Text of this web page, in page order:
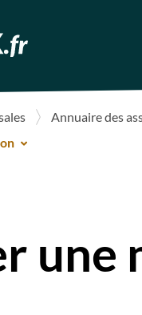
Annuaire des
une